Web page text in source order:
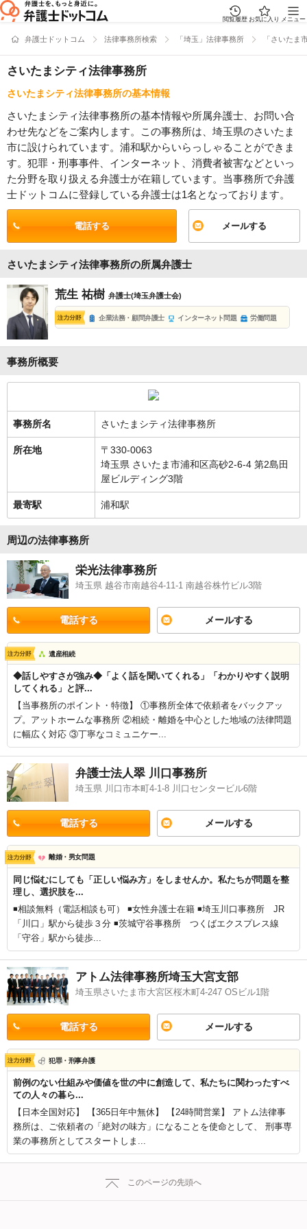
閲覧履歴 お気に入り メニュー
弁護士ドットコム 法律事務所検索 「埼玉」法律事務所 「さいたま
さいたまシティ法律事務所
さいたまシティ法律事務所の基本情報
さいたまシティ法律事務所の基本情報や所属弁護士、お問い合
わせ先などをご案内します。この事務所は、埼玉県のさいたま
市に設けられています。浦和駅からいらっしゃることができま
す。犯罪・刑事事件、インターネット、消費者被害などといっ
た分野を取り扱える弁護士が在籍しています。当事務所で弁護
士ドットコムに登録している弁護士は1名となっております。
電話する メールする
さいたまシティ法律事務所の所属弁護士
荒生 祐樹 弁護士(埼玉弁護士会)
企業法務・顧問弁護士 インターネット問題 労働問題
事務所概要
事務所名 さいたまシティ法律事務所
所在地
〒330-0063
埼玉県 さいたま市浦和区高砂2-6-4 第2島田
屋ビルディング3階
最寄駅 浦和駅
周辺の法律事務所
栄光法律事務所
埼玉県 越谷市南越谷4-11-1 南越谷株竹ビル3階
電話する メールする
遺産相続
◆話しやすさが強み◆「よく話を聞いてくれる」「わかりやすく説明
してくれる」と評...
【当事務所のポイント・特徴】 ①事務所全体で依頼者をバックアッ
プ。アットホームな事務所 ②相続・離婚を中心とした地域の法律問題
に幅広く対応 ③丁寧なコミュニケー...
弁護士法人翠 川口事務所
埼玉県 川口市本町4-1-8 川口センタービル6階
電話する メールする
離婚・男女問題
同じ悩むにしても「正しい悩み方」をしませんか。私たちが問題を整
理し、選択肢を...
◾️相談無料（電話相談も可） ◾️女性弁護士在籍 ◾️埼玉川口事務所 JR
「川口」駅から徒歩３分 ◾️茨城守谷事務所 つくばエクスプレス線
「守谷」駅から徒歩...
アトム法律事務所埼玉大宮支部
埼玉県さいたま市大宮区桜木町4-247 OSビル1階
電話する メールする
犯罪・刑事弁護
前例のない仕組みや価値を世の中に創造して、私たちに関わったすべ
ての人々の暮ら...
【日本全国対応】 【365日年中無休】 【24時間営業】 アトム法律事
務所は、ご依頼者の「絶対の味方」になることを使命として、 刑事専
業の事務所としてスタートしま...
このページの先頭へ